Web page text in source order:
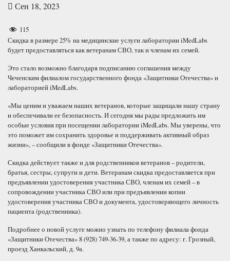
Сен 18, 2023
115
Скидка в размере 25% на медицинские услуги лаборатории iMedLabs
будет предоставляться как ветеранам СВО, так и членам их семей.
Это стало возможно благодаря подписанию соглашения между
Чеченским филиалом государственного фонда «Защитники Отечества» и
лабораторией iMedLabs.
«Мы ценим и уважаем наших ветеранов, которые защищали нашу страну
и обеспечивали ее безопасность. И сегодня мы рады предложить им
особые условия при посещении лаборатории iMedLabs. Мы уверены, что
это поможет им сохранить здоровье и поддерживать активный образ
жизни», – сообщили в фонде «Защитники Отечества».
Скидка действует также и для родственников ветеранов – родители,
братья, сестры, супруги и дети. Ветеранам скидка предоставляется при
предъявлении удостоверения участника СВО, членам их семей – в
сопровождении участника СВО или при предъявлении копии
удостоверения участника СВО и документа, удостоверяющего личность
пациента (родственника).
Подробнее о новой услуге можно узнать по телефону филиала фонда
«Защитники Отечества» 8 (928) 749-36-39, а также по адресу: г. Грозный,
проезд Ханкальский, д. 9а.